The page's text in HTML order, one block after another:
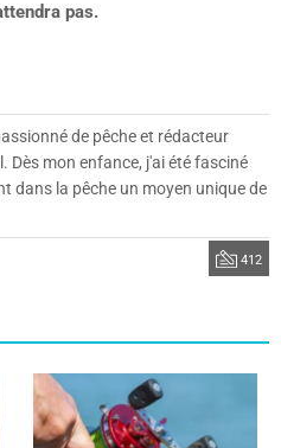
pas.
de pêche et rédacteur
Dès mon enfance, j'ai été fasciné
dans la pêche un moyen unique de
412